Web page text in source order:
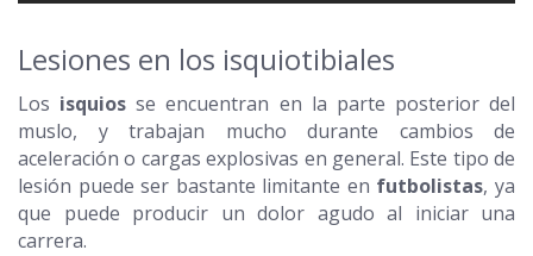
Lesiones en los isquiotibiales
Los isquios se encuentran en la parte posterior del
muslo, y trabajan mucho durante cambios de
aceleración o cargas explosivas en general. Este tipo de
lesión puede ser bastante limitante en futbolistas, ya
que puede producir un dolor agudo al iniciar una
carrera.